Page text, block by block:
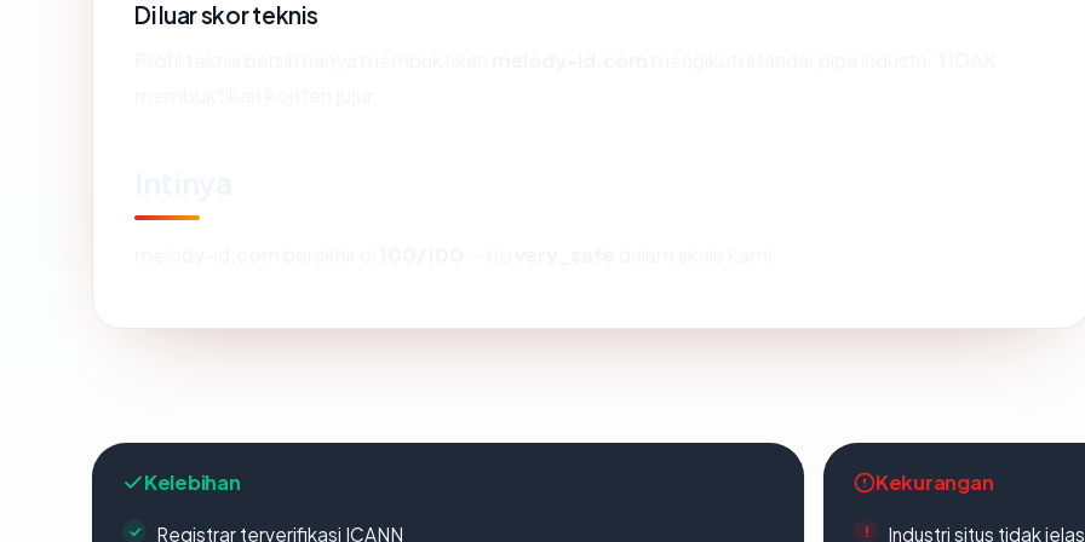
Di luar skor teknis
Kelebihan
Registrar terverifikasi ICANN
Kekurangan
Industri situs tidak